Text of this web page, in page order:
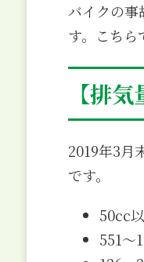
バイクの事
す。こちら
【排
2019年3月
です。
50cc
551～